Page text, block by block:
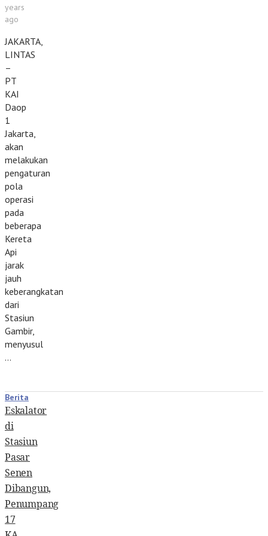
years
ago
JAKARTA,
LINTAS
–
PT
KAI
Daop
1
Jakarta,
akan
melakukan
pengaturan
pola
operasi
pada
beberapa
Kereta
Api
jarak
jauh
keberangkatan
dari
Stasiun
Gambir,
menyusul
…
Berita
Eskalator
di
Stasiun
Pasar
Senen
Dibangun,
Penumpang
17